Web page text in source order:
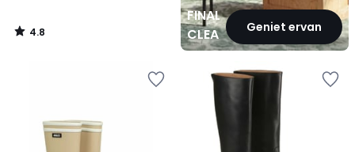
4.8
/
FINAL
CLEARANCEGeniet ervan